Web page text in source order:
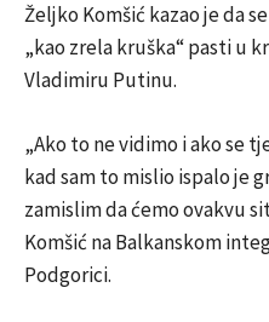
Željko Komšić kazao je da
„kao zrela kruška“ pasti u
Vladimiru Putinu.
„Ako to ne vidimo i ako se
kad sam to mislio ispalo je
zamislim da ćemo ovakvu
Komšić na Balkanskom
Podgorici.